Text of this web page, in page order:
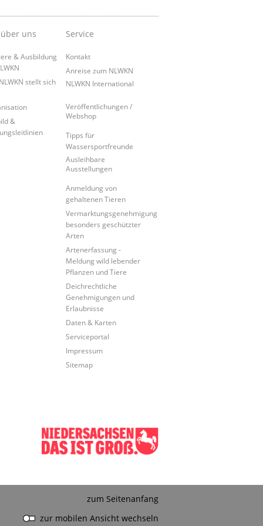
uns
& Ausbildung
stellt sich
&
Service
Kontakt
Anreise zum NLWKN
NLWKN International
Veröffentlichungen /
Webshop
Tipps für
Wassersportfreunde
Ausleihbare
Ausstellungen
Anmeldung von
gehaltenen Tieren
Vermarktungsgenehmigung
besonders geschützter
Arten
Artenerfassung -
Meldung wild lebender
Pflanzen und Tiere
Deichrechtliche
Genehmigungen und
Erlaubnisse
Daten & Karten
Serviceportal
Impressum
Sitemap
zum Seitenanfang
zur mobilen Ansicht wechseln